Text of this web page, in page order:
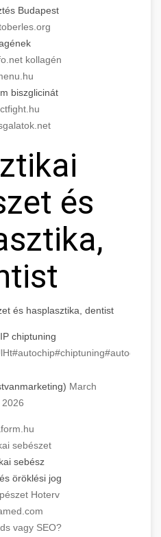
Budapest
kollagén
biszglicinát
és
és hasplasztika, dentist
chiptuning
#autochip#chiptuning#autochip
March
2026
sebészet
sebész
öröklési jog
Hoterv
vagy SEO?